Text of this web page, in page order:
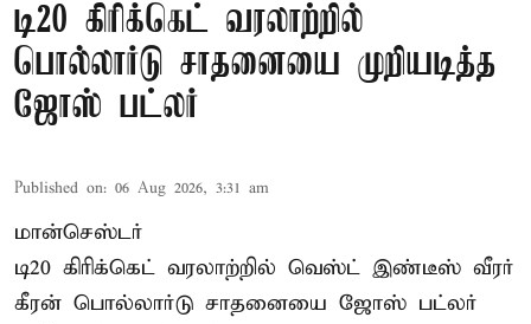
டி20 கிரிக்கெட் வரலாற்றில்
பொல்லார்டு சாதனையை முறியடித்த
ஜோஸ் பட்லர்
Published on: 06 Aug 2026, 3:31 am
மான்செஸ்டர்
டி20 கிரிக்கெட் வரலாற்றில் வெஸ்ட் இண்டீஸ் வீரர்
கீரன் பொல்லார்டு சாதனையை ஜோஸ் பட்லர்